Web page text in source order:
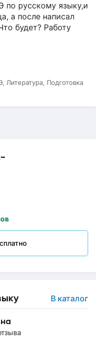
В каталог
по русскому языку,и
а после написал
будет? Работу
Литература, Подготовка